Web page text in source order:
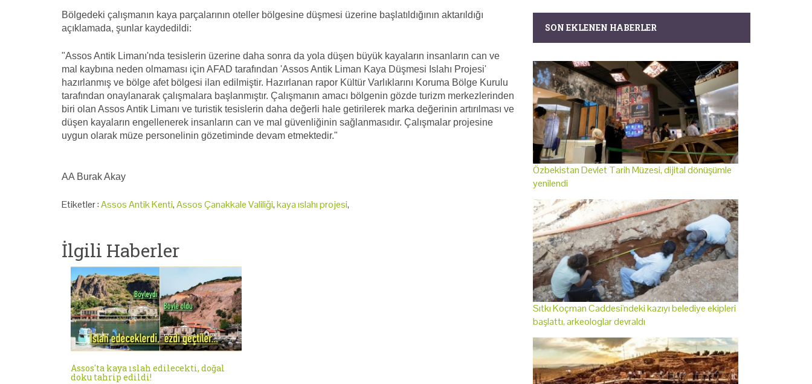
Bölgedeki çalışmanın kaya parçalarının oteller bölgesine düşmesi üzerine başlatıldığının aktarıldığı
açıklamada, şunlar kaydedildi:
"Assos Antik Limanı'nda tesislerin üzerine daha sonra da yola düşen büyük kayaların insanların can ve
mal kaybına neden olmaması için AFAD tarafından 'Assos Antik Liman Kaya Düşmesi Islahı Projesi'
hazırlanmış ve bölge afet bölgesi ilan edilmiştir. Hazırlanan rapor Kültür Varlıklarını Koruma Bölge Kurulu
tarafından onaylanarak çalışmalara başlanmıştır. Çalışmanın amacı bölgenin gözde turizm merkezlerinden
biri olan Assos Antik Limanı ve turistik tesislerin daha değerli hale getirilerek marka değerinin artırılması ve
düşen kayaların engellenerek insanların can ve mal güvenliğinin sağlanmasıdır. Çalışmalar projesine
uygun olarak müze personelinin gözetiminde devam etmektedir."
AA Burak Akay
Etiketler :Assos Antik Kenti,Assos Çanakkale Valiliği,kaya ıslahı projesi,
İlgili Haberler
Assos'ta kaya ıslah edilecekti, doğal
doku tahrip edildi!
SON EKLENEN HABERLER
Özbekistan Devlet Tarih Müzesi, dijital dönüşümle
yenilendi
Sıtkı Koçman Caddesi'ndeki kazıyı belediye ekipleri
başlattı, arkeologlar devraldı